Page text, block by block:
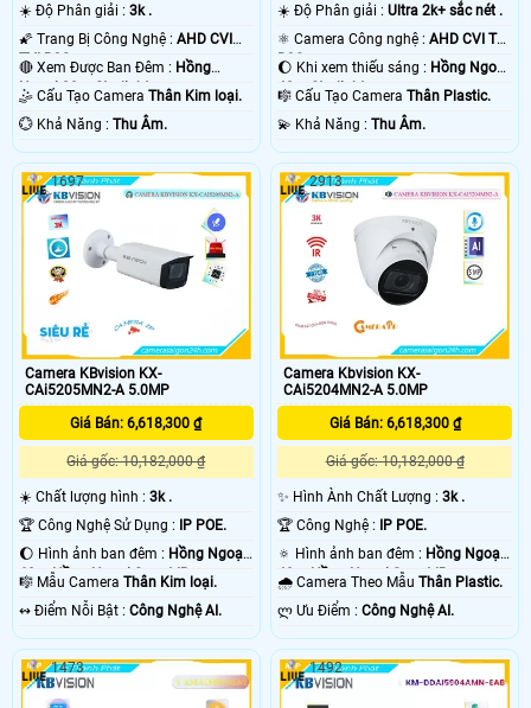
☀️ Độ Phân giải : 3k .
🌠 Trang Bị Công Nghệ : AHD CVI
TVI BCS.
🔴 Xem Được Ban Đêm : Hồng
Ngoại 20m Starlight.
🤹 Cấu Tạo Camera Thân Kim loại.
️💮 Khả Năng : Thu Âm.
☀️ Độ Phân giải :Ultra 2k+ sắc nét .
⚛️ Camera Công nghệ :AHD CVI TVI
BCS.
🌔 Khi xem thiếu sáng : Hồng Ngoại
40m Starlight.
🎼️ Cấu Tạo CameraThân Plastic.
️💫 Khả Năng :Thu Âm.
Camera KBvision KX-
CAi5205MN2-A 5.0MP
Giá Bán: 6,618,300 ₫
Giá gốc: 10,182,000 ₫
☀️ Chất lượng hình : 3k .
🏆 Công Nghệ Sử Dụng :
IP POE.
🌔 Hình ảnh ban đêm : Hồng Ngoại
60m Hồng Ngoại Smart IR.
🎼️ Mẫu Camera Thân Kim loại.
️↭ Điểm Nỗi Bật : Công Nghệ AI.
1697
Camera Kbvision KX-
CAi5204MN2-A 5.0MP
Giá Bán: 6,618,300 ₫
Giá gốc: 10,182,000 ₫
✨ Hình Ành Chất Lượng :3k .
🏆 Công Nghệ :
IP POE.
🔅 Hình ảnh ban đêm : Hồng Ngoại
40m Hồng Ngoại Smart IR.
🌧️ Camera Theo MẫuThân Plastic.
️ლ Ưu Điểm :Công Nghệ AI.
2913
1473 1492